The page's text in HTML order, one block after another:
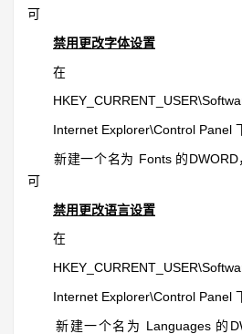
可
禁用更改字体设置
在
Internet Explorer\Control Panel
新建一个名为 Fonts 的DWORD
可
禁用更改语言设置
在
Internet Explorer\Control Panel
新建一个名为 Languages 的